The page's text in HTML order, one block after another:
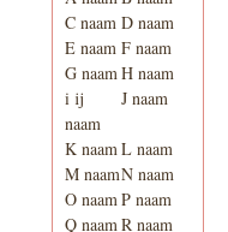
C naam D naam
E naam F naam
G naamH naam
i ij
naam
J naam
K naamL naam
M naamN naam
O naamP naam
Q naamR naam